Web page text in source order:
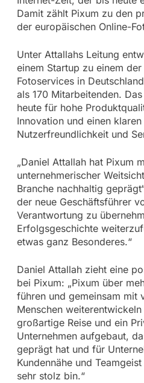
Damit zählt Pixum zu den
der europäischen Online-
Unter Attallahs Leitung
einem Startup zu einem
Fotoservices in
als 170 Mitarbeitenden.
heute für hohe
Innovation und einen
Nutzerfreundlichkeit und
„Daniel Attallah hat Pixum
unternehmerischer
Branche nachhaltig
der neue Geschäftsführer
Verantwortung zu
Erfolgsgeschichte
etwas ganz Besonderes.“
Daniel Attallah zieht eine
bei Pixum: „Pixum über
führen und gemeinsam mit
Menschen
großartige Reise und ein
Unternehmen aufgebaut,
geprägt hat und für
Kundennähe und
sehr stolz bin.“